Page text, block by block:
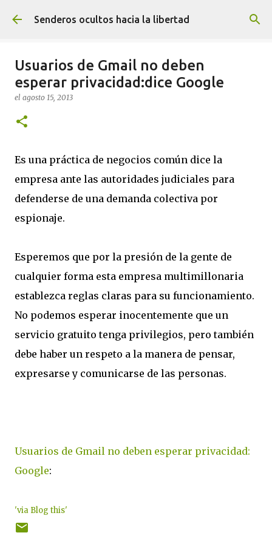
Ir al contenido principal
Senderos ocultos hacia la libertad
Usuarios de Gmail no deben
esperar privacidad:dice Google
el agosto 15, 2013
Es una práctica de negocios común dice la
empresa ante las autoridades judiciales para
defenderse de una demanda colectiva por
espionaje.
Esperemos que por la presión de la gente de
cualquier forma esta empresa multimillonaria
establezca reglas claras para su funcionamiento.
No podemos esperar inocentemente que un
servicio gratuito tenga privilegios, pero también
debe haber un respeto a la manera de pensar,
expresarse y comunicarse de las personas.
Usuarios de Gmail no deben esperar privacidad:
Google:
'via Blog this'